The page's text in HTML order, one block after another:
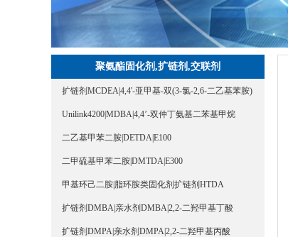
聚氨酯固化剂,扩链剂,交联剂
扩链剂MCDEA|4,4'-亚甲基-双(3-氯-2,6-二乙基苯胺)
Unilink4200|MDBA|4,4’-双仲丁氨基二苯基甲烷
二乙基甲苯二胺|DETDA|E100
二甲硫基甲苯二胺|DMTDA|E300
甲基环己二胺|脂环胺类固化剂扩链剂HTDA
扩链剂DMBA|亲水剂DMBA|2,2-二羟甲基丁酸
扩链剂DMPA|亲水剂DMPA|2,2-二羟甲基丙酸